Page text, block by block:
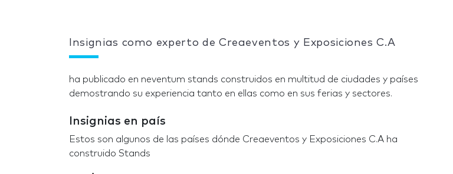
Insignias como experto de Creaeventos y Exposiciones C.A
ha publicado en neventum stands construidos en multitud de ciudades y países
demostrando su experiencia tanto en ellas como en sus ferias y sectores.
Insignias en país
Estos son algunos de las países dónde Creaeventos y Exposiciones C.A ha
construido Stands